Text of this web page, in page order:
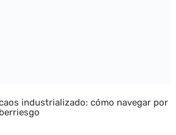
industrializado: cómo navegar por